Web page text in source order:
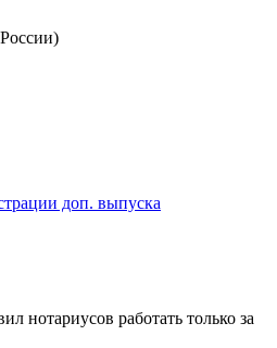
доп. выпуска
нотариусов работать только за